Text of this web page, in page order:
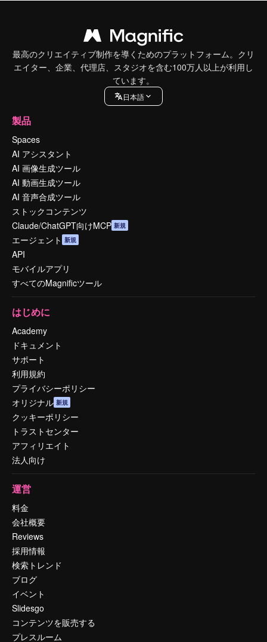
最高のクリエイティブ制作を導くためのプラットフォーム。クリ
エイター、企業、代理店、スタジオを含む100万人以上が利用し
ています。
日本語
製品
Spaces
AI アシスタント
AI 画像生成ツール
AI 動画生成ツール
AI 音声合成ツール
ストックコンテンツ
Claude/ChatGPT向けMCP 新規
エージェント 新規
API
モバイルアプリ
すべてのMagnificツール
はじめに
Academy
ドキュメント
サポート
利用規約
プライバシーポリシー
オリジナル 新規
クッキーポリシー
トラストセンター
アフィリエイト
法人向け
運営
料金
会社概要
Reviews
採用情報
検索トレンド
ブログ
イベント
Slidesgo
コンテンツを販売する
プレスルーム